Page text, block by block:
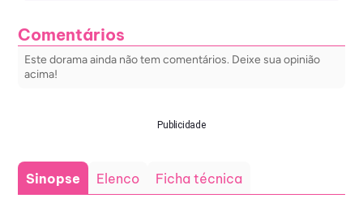
Comentários
Este dorama ainda não tem comentários. Deixe sua opinião
acima!
Publicidade
Sinopse Elenco Ficha técnica